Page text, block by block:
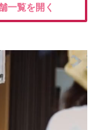
一覧を開く